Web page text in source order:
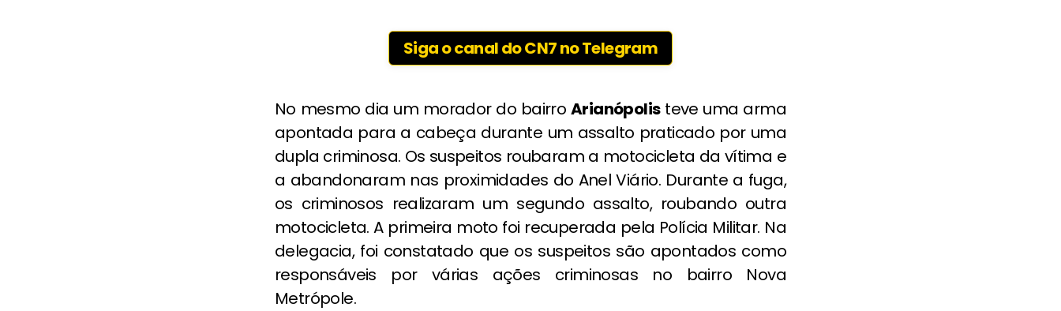
Siga o canal do CN7 no Telegram
No mesmo dia um morador do bairro Arianópolisteve uma arma
apontada para a cabeça durante um assalto praticado por uma
dupla criminosa. Os suspeitos roubaram a motocicleta da vítima e
a abandonaram nas proximidades do Anel Viário. Durante a fuga,
os criminosos realizaram um segundo assalto, roubando outra
motocicleta. A primeira moto foi recuperada pela Polícia Militar. Na
delegacia, foi constatado que os suspeitos são apontados como
responsáveis por várias ações criminosas no bairro Nova
Metrópole.